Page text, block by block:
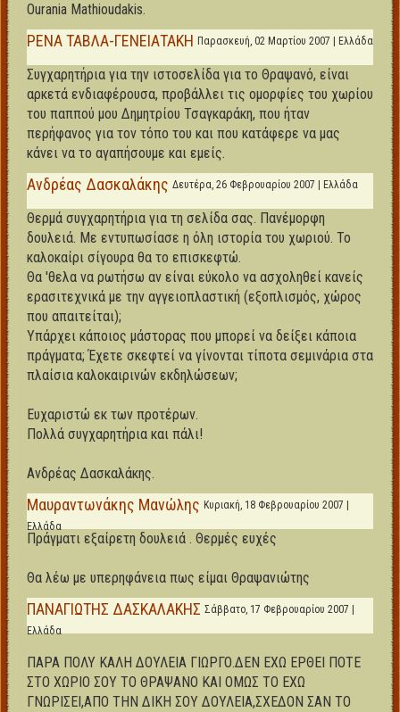
Ourania Mathioudakis.
ΡΕΝΑ ΤΑΒΛΑ-ΓΕΝΕΙΑΤΑΚΗ Παρασκευή, 02 Μαρτίου 2007 | Ελλάδα
Συγχαρητήρια για την ιστοσελίδα για το Θραψανό, είναι
αρκετά ενδιαφέρουσα, προβάλλει τις ομορφίες του χωρίου
του παππού μου Δημητρίου Τσαγκαράκη, που ήταν
περήφανος για τον τόπο του και που κατάφερε να μας
κάνει να το αγαπήσουμε και εμείς.
Ανδρέας Δασκαλάκης Δευτέρα, 26 Φεβρουαρίου 2007 | Ελλάδα
Θερμά συγχαρητήρια για τη σελίδα σας. Πανέμορφη
δουλειά. Με εντυπωσίασε η όλη ιστορία του χωριού. Το
καλοκαίρι σίγουρα θα το επισκεφτώ.
Θα 'θελα να ρωτήσω αν είναι εύκολο να ασχοληθεί κανείς
ερασιτεχνικά με την αγγειοπλαστική (εξοπλισμός, χώρος
που απαιτείται);
Υπάρχει κάποιος μάστορας που μπορεί να δείξει κάποια
πράγματα; Έχετε σκεφτεί να γίνονται τίποτα σεμινάρια στα
πλαίσια καλοκαιρινών εκδηλώσεων;
Ευχαριστώ εκ των προτέρων.
Πολλά συγχαρητήρια και πάλι!
Ανδρέας Δασκαλάκης.
Μαυραντωνάκης Μανώλης Κυριακή, 18 Φεβρουαρίου 2007 |
Ελλάδα
Πράγματι εξαίρετη δουλειά . Θερμές ευχές
Θα λέω με υπερηφάνεια πως είμαι Θραψανιώτης
ΠΑΝΑΓΙΩΤΗΣ ΔΑΣΚΑΛΑΚΗΣ Σάββατο, 17 Φεβρουαρίου 2007 |
Ελλάδα
ΠΑΡΑ ΠΟΛΥ ΚΑΛΗ ΔΟΥΛΕΙΑ ΓΙΩΡΓΟ.ΔΕΝ ΕΧΩ ΕΡΘΕΙ ΠΟΤΕ
ΣΤΟ ΧΩΡΙΟ ΣΟΥ ΤΟ ΘΡΑΨΑΝΟ ΚΑΙ ΟΜΩΣ ΤΟ ΕΧΩ
ΓΝΩΡΙΣΕΙ,ΑΠΟ ΤΗΝ ΔΙΚΗ ΣΟΥ ΔΟΥΛΕΙΑ,ΣΧΕΔΟΝ ΣΑΝ ΤΟ